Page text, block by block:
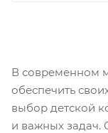
В современном
обеспечить
выбор детской
и важных задач.